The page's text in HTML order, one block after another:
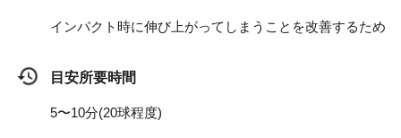
インパクト時に伸び上がってしまうことを改善するため
目安所要時間
5〜10分(20球程度)